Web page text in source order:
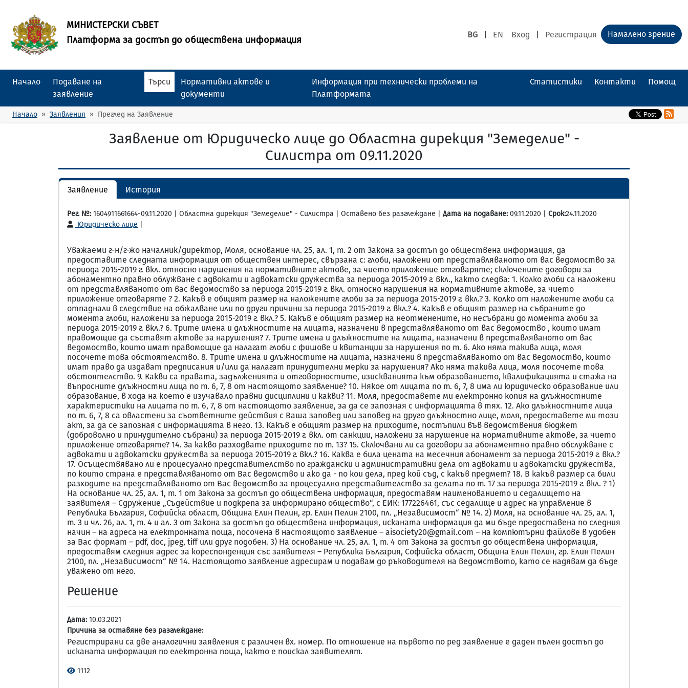
МИНИСТЕРСКИ СЪВЕТ
Платформа за достъп до обществена информация
BG EN Вход Регистрация Намалено зрение
Начало
Подаване на
заявление
Търси
Нормативни актове и
документи
Информация при технически проблеми на
Платформата
Статистики Контакти Помощ
Начало Заявления Преглед на Заявление
Заявление от Юридическо лице до Областна дирекция "Земеделие" -
Силистра от 09.11.2020
Заявление История
Рег. №: 1604911661664-09.11.2020 | Областна дирекция "Земеделие" - Силистра | Оставено без разглеждане | Дата на подаване: 09.11.2020 | Срок:24.11.2020
Юридическо лице
Уважаеми г-н/г-жо началник/директор, Моля, основание чл. 25, ал. 1, т. 2 от Закона за достъп до обществена информация, да
предоставите следната информация от обществен интерес, свързана с: глоби, наложени от представляваното от вас ведомоство за
периода 2015-2019 г. вкл. относно нарушения на нормативните актове, за чието приложение отговаряте; сключените договори за
абонаментно правно облужване с адвокати и адвокатски дружества за периода 2015-2019 г. вкл., както следва: 1. Колко глоби са наложени
от представляваното от вас ведомоство за периода 2015-2019 г. вкл. относно нарушения на нормативните актове, за чието
приложение отговаряте ? 2. Какъв е общият размер на наложените глоби за за периода 2015-2019 г. вкл.? 3. Колко от наложените глоби са
отпаднали в следствие на обжалване или по други причини за периода 2015-2019 г. вкл.? 4. Какъв е общият размер на събраните до
момента глоби, наложени за периода 2015-2019 г. вкл.? 5. Какъв е общият размер на неотменените, но несъбрани до момента глоби за
периода 2015-2019 г. вкл.? 6. Трите имена и длъжностите на лицата, назначени в представляваното от вас ведомоство , които имат
правомощие да съставят актове за нарушения? 7. Трите имена и длъжностите на лицата, назначени в представляваното от вас
ведомоство, които имат правомощие да налагат глоби с фишове и квитанции за нарушения по т. 6. Ако няма такива лица, моля
посочете това обстоятелство. 8. Трите имена и длъжностите на лицата, назначени в представляваното от вас ведомоство, които
имат право да издават предписания и/или да налагат принудителни мерки за нарушения? Ако няма такива лица, моля посочете това
обстоятелство. 9. Какви са правата, задълженията и отговорностите, изискванията към образованието, квалификацията и стажа на
въпросните длъжностни лица по т. 6, 7, 8 от настоящото заявление? 10. Някое от лицата по т. 6, 7, 8 има ли юридическо образование или
образование, в хода на което е изучавало правни дисциплини и какви? 11. Моля, предоставете ми електронно копия на длъжностните
характеристики на лицата по т. 6, 7, 8 от настоящото заявление, за да се запозная с информацията в тях. 12. Ако длъжностните лица
по т. 6, 7, 8 са овластени за съответните действия с Ваша заповед или заповед на друго длъжностно лице, моля, предоставете ми този
акт, за да се запозная с информацията в него. 13. Какъв е общият размер на приходите, постъпили във ведомствения бюджет
(доброволно и принудително събрани) за периода 2015-2019 г. вкл. от санкции, наложени за нарушение на нормативните актове, за чието
приложение отговаряте? 14. За какво разходвате приходите по т. 13? 15. Сключвани ли са договори за абонаментно правно обслужване с
адвокати и адвокатски дружества за периода 2015-2019 г. вкл.? 16. Каква е била цената на месечния абонамент за периода 2015-2019 г. вкл.?
17. Осъществявано ли е процесуално представителство по граждански и административни дела от адвокати и адвокатски дружества,
по които страна е представляваното от Вас ведомство и ако да - по кои дела, пред кой съд, с какъв предмет? 18. В какъв размер са били
разходите на представляваното от Вас ведомство за процесуално представителство за делата по т. 17 за периода 2015-2019 г. вкл. ? 1)
На основание чл. 25, ал. 1, т. 1 от Закона за достъп до обществена информация, предоставям наименованието и седалището на
заявителя – Сдружение „Съдействие и подкрепа за информирано общество“, с ЕИК: 177226461, със седалище и адрес на управление в
Република България, Софийска област, Община Елин Пелин, гр. Елин Пелин 2100, пл. „Независимост“ № 14. 2) Моля, на основание чл. 25, ал. 1,
т. 3 и чл. 26, ал. 1, т. 4 и ал. 3 от Закона за достъп до обществена информация, исканата информация да ми бъде предоставена по следния
начин – на адреса на електронната поща, посоченa в настоящото заявление – aisociety20@gmail.com – на компютърни файлове в удобен
за Вас формат – pdf, doc, jpeg, tiff или друг подобен. 3) На основание чл. 25, ал. 1, т. 4 от Закона за достъп до обществена информация,
предоставям следния адрес за кореспонденция със заявителя – Република България, Софийска област, Община Елин Пелин, гр. Елин Пелин
2100, пл. „Независимост“ № 14. Настоящото заявление адресирам и подавам до ръководителя на ведомството, като се надявам да бъде
уважено от него.
Решение
Дата: 10.03.2021
Причина за оставяне без разглеждане:
Регистрирани са две аналогични заявления с различен вх. номер. По отношение на първото по ред заявление е даден пълен достъп до
исканата информация по електронна поща, както е поискал заявителят.
1112